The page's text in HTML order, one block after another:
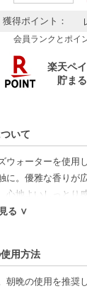
獲得ポイント：
会員ランクとポイ
いて
ォーターを使用
。優雅な香りが
地よいしっとり
地よくうるおい
る ∨
用方法
晩の使用を推奨し